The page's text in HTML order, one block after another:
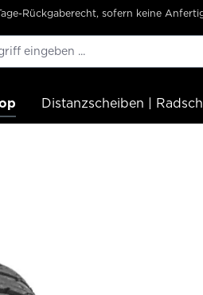
Rückgaberecht, sofern keine
Distanzscheiben |